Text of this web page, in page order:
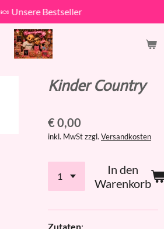
🍬 Unsere Bestseller
Kinder Country
€ 0,00
inkl. MwSt zzgl. Versandkosten
In den
Warenkorb
Zutaten: